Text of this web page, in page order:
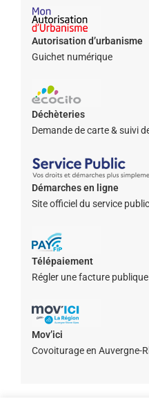
Autorisation d’urbanisme
Guichet numérique
Déchèteries
Demande de carte & suivi
Démarches en ligne
Site officiel du service public
Télépaiement
Régler une facture publique
Mov’ici
Covoiturage en Auvergne-